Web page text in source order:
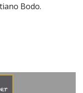
Bodo.